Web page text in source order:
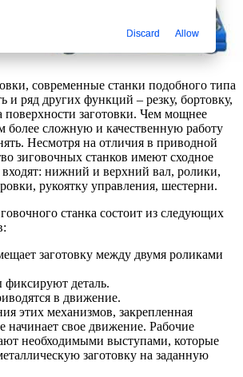
современные станки подобного типа
и ряд других функций – резку, бортовку,
поверхности заготовки. Чем мощнее
более сложную и качественную работу
Несмотря на отличия в приводной
зиговочных станков имеют сходное
входят: нижний и верхний вал, ролики,
рукоятку управления, шестерни.
станка состоит из следующих
заготовку между двумя роликами
деталь.
в движение.
этих механизмов, закрепленная
начинает свое движение. Рабочие
необходимыми выступами, которые
заготовку на заданную
Discard Allow